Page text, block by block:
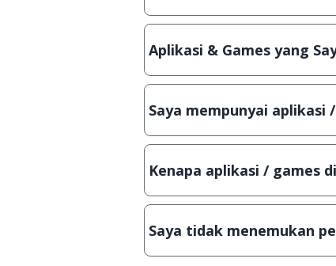
Ya, JalanTikus selalu
Aplikasi & Games yang
Meskipun dibagikan secara
Saya mempunyai aplikasi
Tentu saja bisa. Silahkan
Kenapa aplikasi / games
Demi menjaga kualitas
Saya tidak menemukan
Kami dengan senang hati